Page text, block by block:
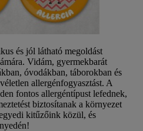
és jól látható megoldást
Vidám, gyermekbarát
óvodákban, táborokban és
allergénfogyasztást. A
fontos allergéntípust lefednek,
biztosítanak a környezet
kitűzőink közül, és